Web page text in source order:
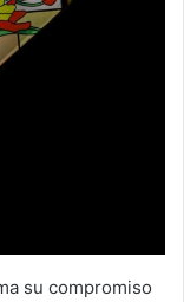
su compromiso